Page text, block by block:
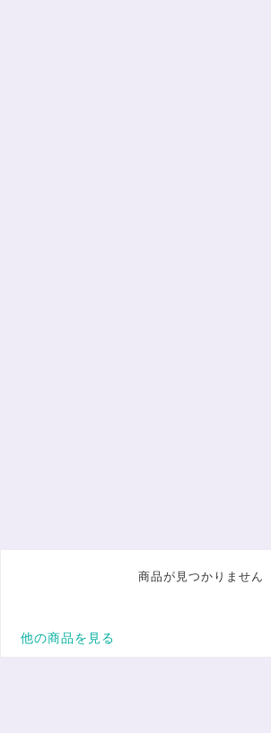
商品が見つかりません
他の商品を見る